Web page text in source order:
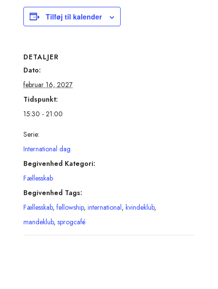
Tilføj til kalender
DETALJER
Dato:
februar 16, 2027
Tidspunkt:
15:30 - 21:00
Serie:
International dag
Begivenhed Kategori:
Fællesskab
Begivenhed Tags:
Fællesskab, fellowship, international, kvindeklub,
mandeklub, sprogcafé